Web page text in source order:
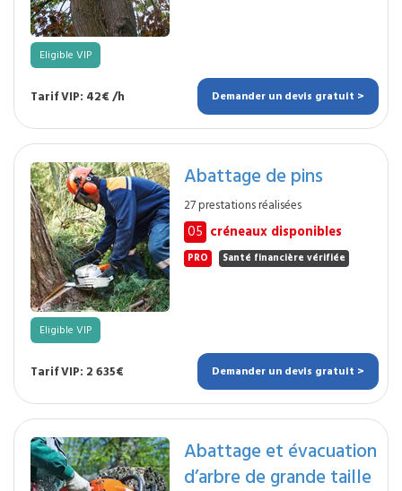
Eligible VIP
Tarif VIP: 42€ /h Demander un devis gratuit >
Abattage de pins
27 prestations réalisées
05 créneaux disponibles
PRO Santé financière vérifiée
Eligible VIP
Tarif VIP: 2 635€ Demander un devis gratuit >
Abattage et évacuation
d’arbre de grande taille